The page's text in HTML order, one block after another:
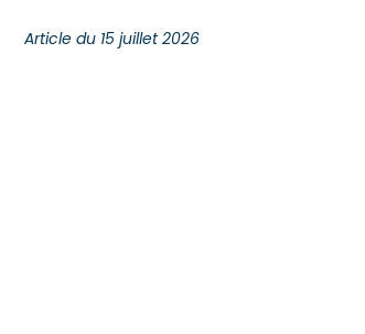
Article du 15 juillet 2026